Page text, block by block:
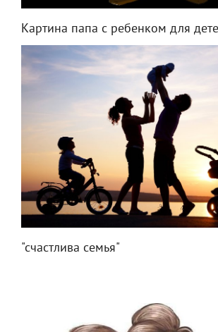
Картина папа с ребенком для
"счастлива семья"